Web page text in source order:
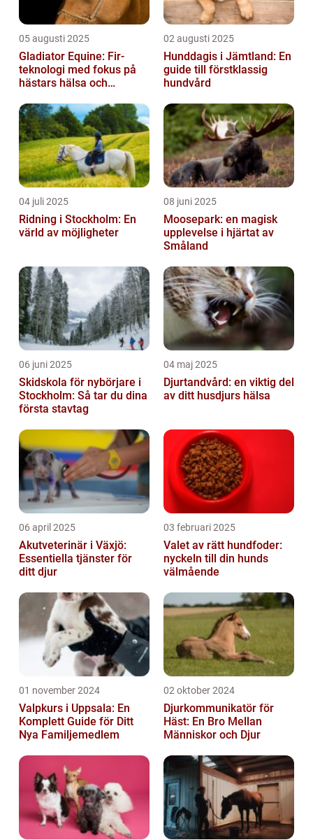
05 augusti 2025
Gladiator Equine: Fir-
teknologi med fokus på
hästars hälsa och
02 augusti 2025
Hunddagis i Jämtland: En
guide till förstklassig
hundvård
04 juli 2025
Ridning i Stockholm: En
värld av möjligheter
08 juni 2025
Moosepark: en magisk
upplevelse i hjärtat av
Småland
06 juni 2025
Skidskola för nybörjare i
Stockholm: Så tar du dina
första stavtag
04 maj 2025
Djurtandvård: en viktig del
av ditt husdjurs hälsa
06 april 2025
Akutveterinär i Växjö:
Essentiella tjänster för
ditt djur
03 februari 2025
Valet av rätt hundfoder:
nyckeln till din hunds
välmående
01 november 2024
Valpkurs i Uppsala: En
Komplett Guide för Ditt
Nya Familjemedlem
02 oktober 2024
Djurkommunikatör för
Häst: En Bro Mellan
Människor och Djur